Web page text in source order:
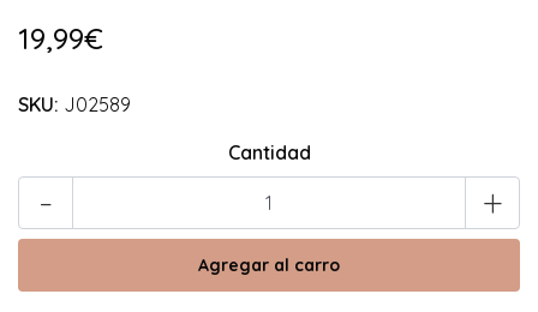
19,99€
SKU: J02589
Cantidad
- +